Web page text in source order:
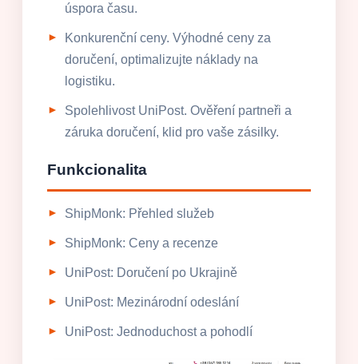
úspora času.
Konkurenční ceny. Výhodné ceny za
doručení, optimalizujte náklady na
logistiku.
Spolehlivost UniPost. Ověření partneři a
záruka doručení, klid pro vaše zásilky.
Funkcionalita
ShipMonk: Přehled služeb
ShipMonk: Ceny a recenze
UniPost: Doručení po Ukrajině
UniPost: Mezinárodní odeslání
UniPost: Jednoduchost a pohodlí